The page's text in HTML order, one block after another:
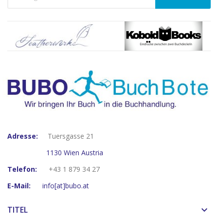
Adresse:
Tuersgasse 21
1130 Wien Austria
Telefon:
+43 1 879 34 27
E-Mail:
info[at]bubo.at
TITEL keyboard_arrow_down